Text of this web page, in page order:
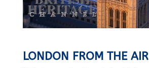
LONDON FROM THE AIR